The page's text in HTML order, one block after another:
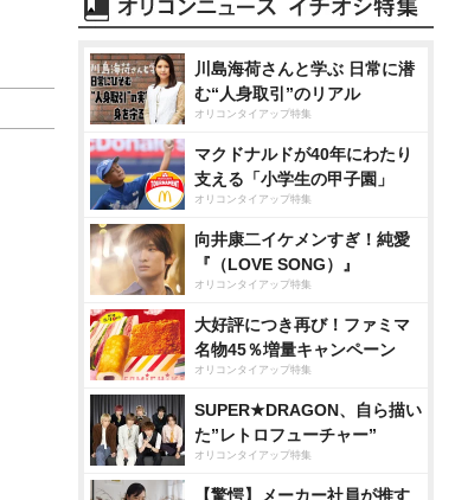
川島海荷さんと学ぶ 日常に潜
む“人身取引”のリアル
オリコンタイアップ特集
マクドナルドが40年にわたり
支える「小学生の甲子園」
オリコンタイアップ特集
向井康二イケメンすぎ！純愛
『（LOVE SONG）』
オリコンタイアップ特集
大好評につき再び！ファミマ
名物45％増量キャンペーン
オリコンタイアップ特集
SUPER★DRAGON、自ら描い
た”レトロフューチャー”
オリコンタイアップ特集
【驚愕】メーカー社員が推す